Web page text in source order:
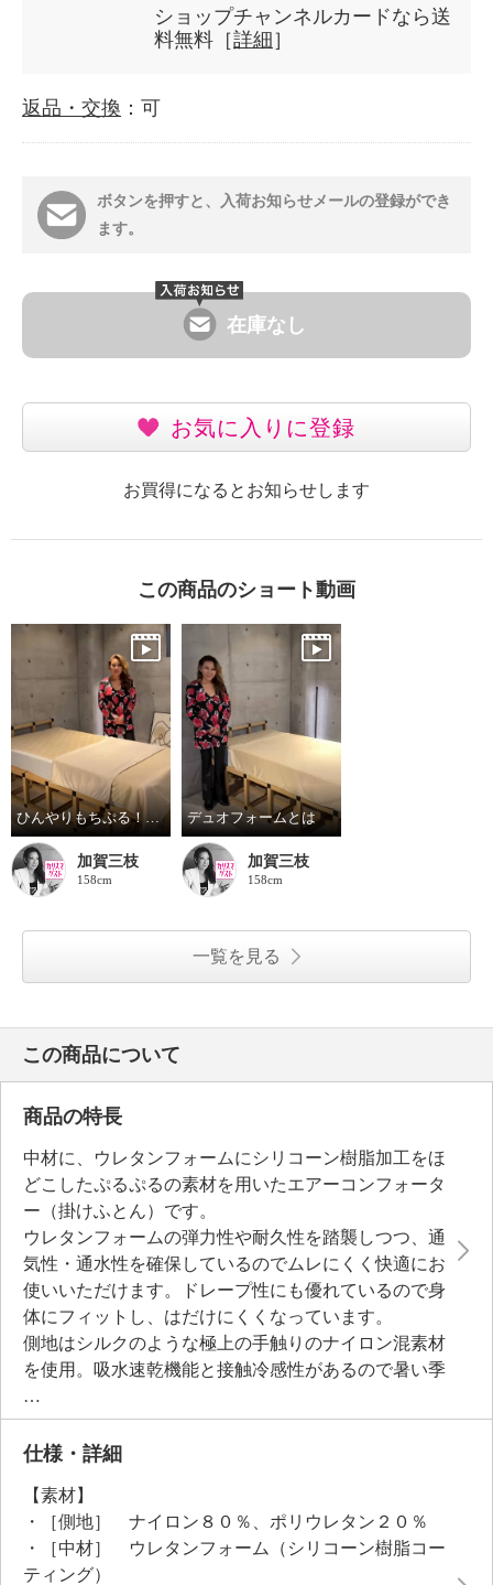
ショップチャンネルカードなら送
料無料［詳細 ］
返品・交換 ：可
ボタンを押すと、入荷お知らせメールの登録ができ
ます。
在庫なし
お気に入りに登録
お買得になるとお知らせします
この商品のショート動画
ひんやりもちぷる！夏用寝具デビュー
加賀三枝
158cm
デュオフォームとは
加賀三枝
158cm
一覧を見る
この商品について
商品の特長
中材に、ウレタンフォームにシリコーン樹脂加工をほ
どこしたぷるぷるの素材を用いたエアーコンフォータ
ー（掛けふとん）です。
ウレタンフォームの弾力性や耐久性を踏襲しつつ、通
気性・通水性を確保しているのでムレにくく快適にお
使いいただけます。ドレープ性にも優れているので身
体にフィットし、はだけにくくなっています。
側地はシルクのような極上の手触りのナイロン混素材
を使用。吸水速乾機能と接触冷感性があるので暑い季
節も気持ちよくお使いいただけます。
中材にウレタンフォームを使用しているにも関わら
ず、ご家庭の洗濯機で洗えてさらに乾燥機（低温）も
とびきりの“ぷるひや触感”で未体験の心地よさをご堪
能ください。
仕様・詳細
【素材】
・［側地］ ナイロン８０％、ポリウレタン２０％
・［中材］ ウレタンフォーム（シリコーン樹脂コー
ティング）